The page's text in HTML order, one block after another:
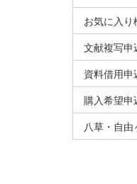
お気に入り
文献複写申
資料借用申
購入希望申
八草・自